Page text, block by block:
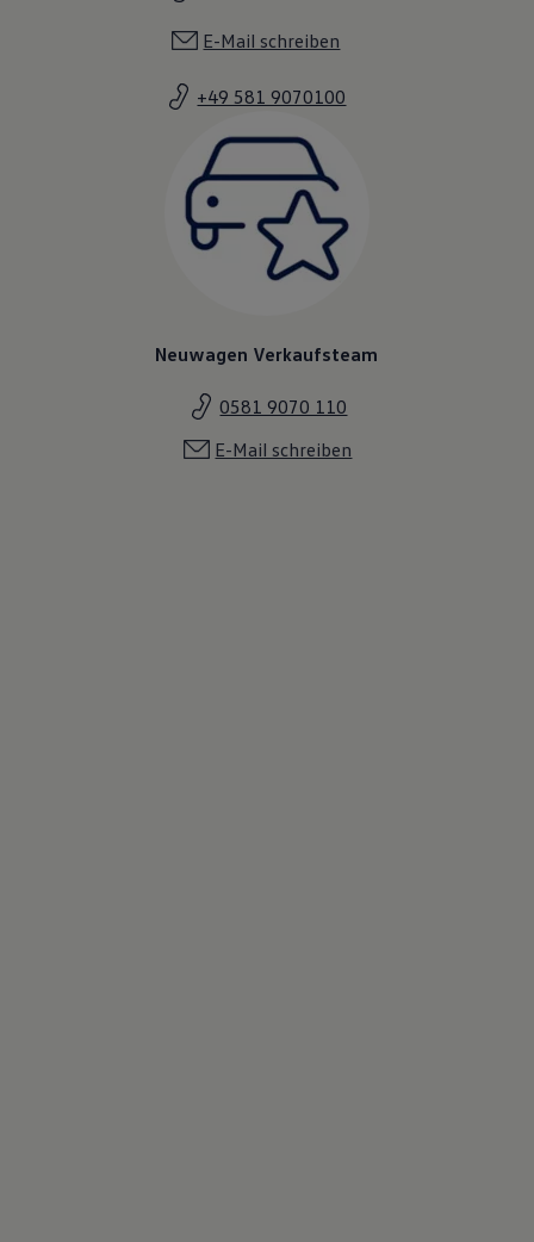
E-Mail schreiben
+49 581 9070100
Neuwagen Verkaufsteam
0581 9070 110
E-Mail schreiben